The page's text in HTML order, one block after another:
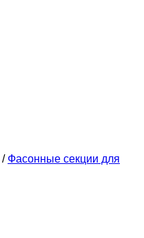
/ Фасонные секции для